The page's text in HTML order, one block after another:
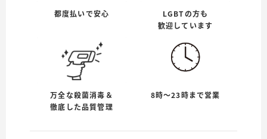
都度払いで安心
LGBTの方も
歓迎しています
万全な殺菌消毒＆
徹底した品質管理
8時〜23時まで営業